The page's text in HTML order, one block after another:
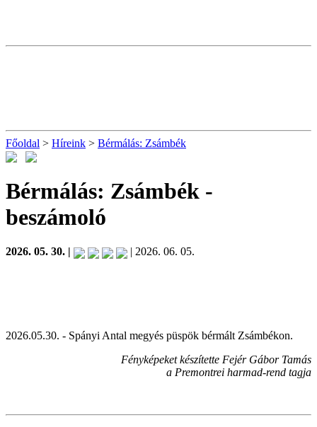
Főoldal > Híreink > Bérmálás: Zsámbék
Bérmálás: Zsámbék -
beszámoló
2026. 05. 30. | | 2026. 06. 05.
2026.05.30. - Spányi Antal megyés püspök bérmált Zsámbékon.
Fényképeket készítette Fejér Gábor Tamás
a Premontrei harmad-rend tagja